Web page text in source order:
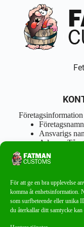
För att ge en bra upplevelse
komma åt enhetsinformation.
som surfbeteende eller unika
du återkallar ditt samtycke
Företagsinformation
Ansvarigs
Adress :
Postnr : 417
Tel :
Mån – Fre
Lör -11:00 –